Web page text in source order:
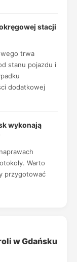
stacji
trwa
stanu pojazdu i
dodatkowej
wykonają
Warto
przygotować
w Gdańsku